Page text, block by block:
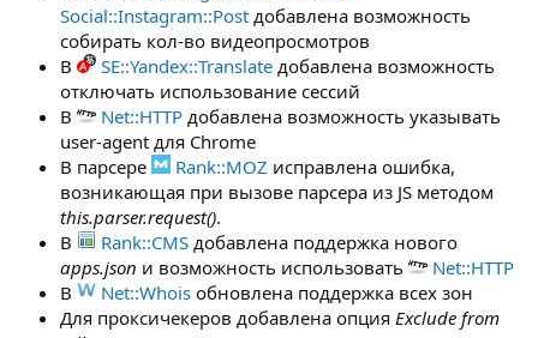
Social::Instagram::Post добавлена возможность
собирать кол-во видеопросмотров
В
SE::Yandex::Translate добавлена возможность
отключать использование сессий
В
Net::HTTP добавлена возможность указывать
user-agent для Chrome
В парсере
Rank::MOZ исправлена ошибка,
возникающая при вызове парсера из JS методом
this.parser.request().
В
Rank::CMS добавлена поддержка нового
apps.json и возможность использовать
Net::HTTP
В
Net::Whois обновлена поддержка всех зон
Для проксичекеров добавлена опция Exclude from